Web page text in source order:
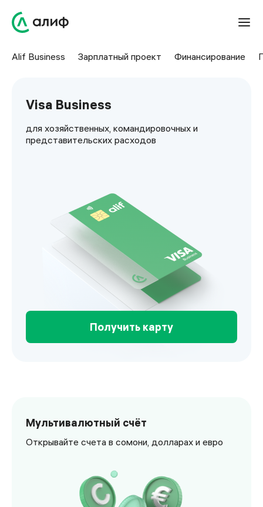
Alif Business Зарплатный проект Финансирование
Visa Business
для хозяйственных, командировочных и
представительских расходов
Получить карту
Мультивалютный счёт
Открывайте счета в сомони, долларах и евро